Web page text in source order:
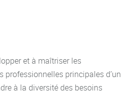
et à maîtriser les
professionnelles principales d’un
à la diversité des besoins